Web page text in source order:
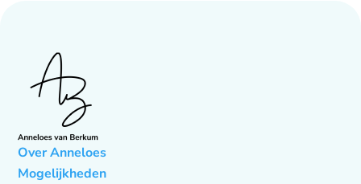
Over Anneloes
Mogelijkheden